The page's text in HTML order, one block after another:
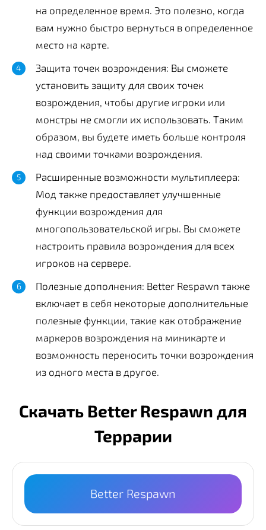
на определенное время. Это полезно, когда
вам нужно быстро вернуться в определенное
место на карте.
Защита точек возрождения: Вы сможете
установить защиту для своих точек
возрождения, чтобы другие игроки или
монстры не смогли их использовать. Таким
образом, вы будете иметь больше контроля
над своими точками возрождения.
Расширенные возможности мультиплеера:
Мод также предоставляет улучшенные
функции возрождения для
многопользовательской игры. Вы сможете
настроить правила возрождения для всех
игроков на сервере.
Полезные дополнения: Better Respawn также
включает в себя некоторые дополнительные
полезные функции, такие как отображение
маркеров возрождения на миникарте и
возможность переносить точки возрождения
из одного места в другое.
Скачать Better Respawn для
Террарии
Better Respawn